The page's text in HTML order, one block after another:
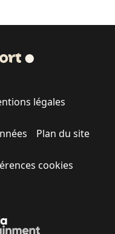
légales
Plan du site
cookies